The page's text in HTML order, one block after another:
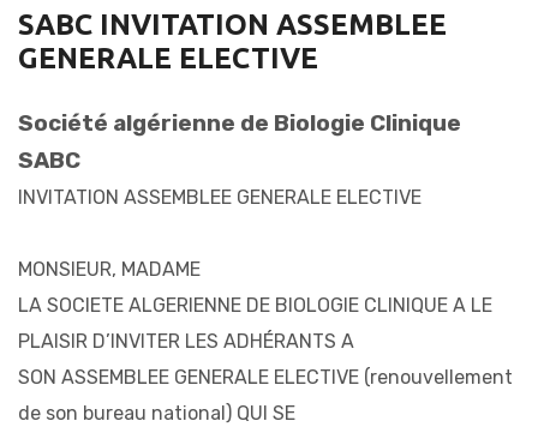
SABC INVITATION ASSEMBLEE
GENERALE ELECTIVE
Société algérienne de Biologie Clinique
SABC
INVITATION ASSEMBLEE GENERALE ELECTIVE
MONSIEUR, MADAME
LA SOCIETE ALGERIENNE DE BIOLOGIE CLINIQUE A LE
PLAISIR D’INVITER LES ADHÉRANTS A
SON ASSEMBLEE GENERALE ELECTIVE (renouvellement
de son bureau national) QUI SE